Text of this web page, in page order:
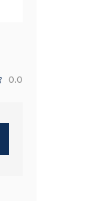
0.0